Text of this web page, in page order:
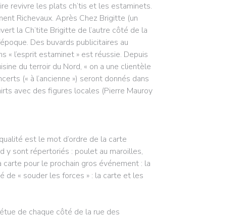
revivre les plats ch’tis et les estaminets.
Richevaux. Après Chez Brigitte (un
la Ch’tite Brigitte de l’autre côté de la
Des buvards publicitaires au
« l’esprit estaminet » est réussie. Depuis
du terroir du Nord, « on a une clientèle
(« à l’ancienne ») seront donnés dans
avec des figures locales (Pierre Mauroy
est le mot d’ordre de la carte
y sont répertoriés : poulet au maroilles,
pour le prochain gros événement : la
de « souder les forces » : la carte et les
de chaque côté de la rue des